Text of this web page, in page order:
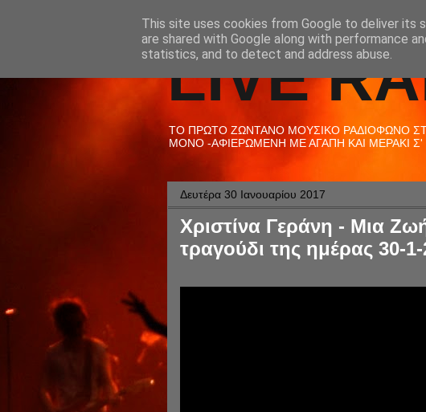
LIVE
ΤΟ ΠΡΩΤΟ ΖΩΝΤΑΝΟ ΜΟΥΣΙΚΟ ΡΑΔΙΟΦΩΝΟ
ΜΟΝΟ -ΑΦΙΕΡΩΜΕΝΗ ΜΕ ΑΓΑΠΗ ΚΑΙ ΜΕΡΑΚΙ
Δευτέρα 30 Ιανουαρίου 2017
Χριστίνα Γεράνη - Μια
τραγούδι της ημέρας 30-
This site uses cookies from Google to deliver its
are shared with Google along with performance
statistics, and to detect and address abuse.